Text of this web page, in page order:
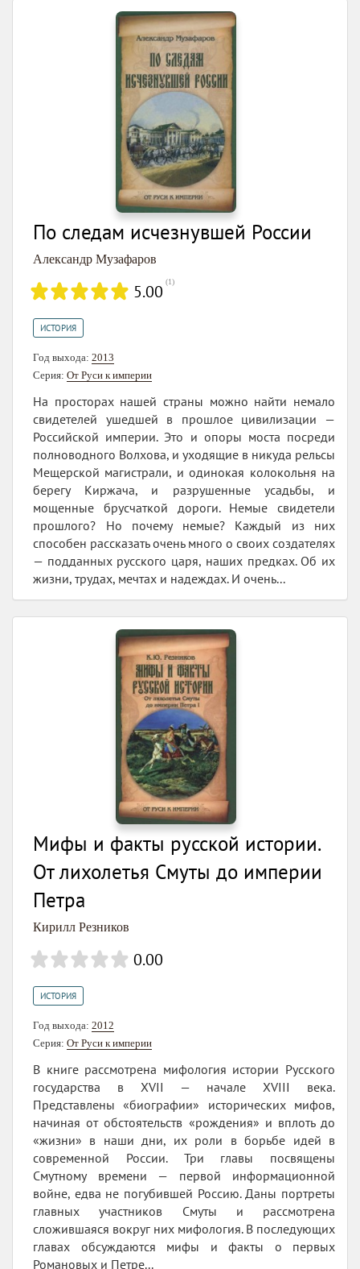
По следам исчезнувшей России
Александр Музафаров
5.00 (1)
ИСТОРИЯ
Год выхода: 2013
Серия: От Руси к империи
На просторах нашей страны можно найти немало
свидетелей ушедшей в прошлое цивилизации —
Российской империи. Это и опоры моста посреди
полноводного Волхова, и уходящие в никуда рельсы
Мещерской магистрали, и одинокая колокольня на
берегу Киржача, и разрушенные усадьбы, и
мощенные брусчаткой дороги. Немые свидетели
прошлого? Но почему немые? Каждый из них
способен рассказать очень много о своих создателях
— подданных русского царя, наших предках. Об их
жизни, трудах, мечтах и надеждах. И очень...
Мифы и факты русской истории.
От лихолетья Cмуты до империи
Петра
Кирилл Резников
0.00
ИСТОРИЯ
Год выхода: 2012
Серия: От Руси к империи
В книге рассмотрена мифология истории Русского
государства в XVII — начале XVIII века.
Представлены «биографии» исторических мифов,
начиная от обстоятельств «рождения» и вплоть до
«жизни» в наши дни, их роли в борьбе идей в
современной России. Три главы посвящены
Смутному времени — первой информационной
войне, едва не погубившей Россию. Даны портреты
главных участников Смуты и рассмотрена
сложившаяся вокруг них мифология. В последующих
главах обсуждаются мифы и факты о первых
Романовых и Петре...